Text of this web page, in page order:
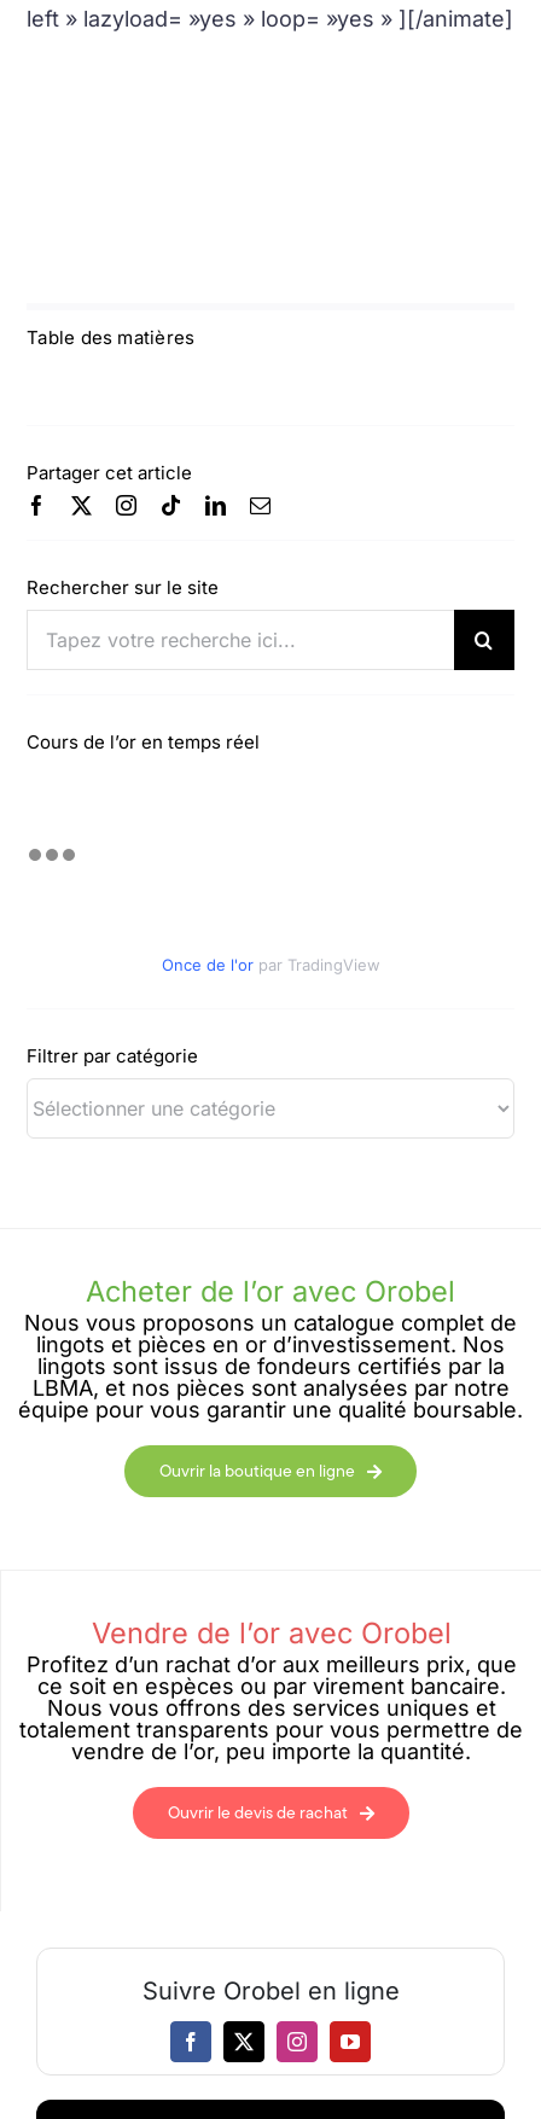
Table des matières
Partager cet article
Rechercher sur le site
Cours de l’or en temps réel
Once de l'or par TradingView
Filtrer par catégorie
left » lazyload= »yes » loop= »yes » ][/animate]
Acheter de l’or avec Orobel
Nous vous proposons un catalogue complet de
lingots et pièces en or d’investissement. Nos
lingots sont issus de fondeurs certifiés par la
LBMA, et nos pièces sont analysées par notre
équipe pour vous garantir une qualité boursable.
Ouvrir la boutique en ligne
Vendre de l’or avec Orobel
Profitez d’un rachat d’or aux meilleurs prix, que
ce soit en espèces ou par virement bancaire.
Nous vous offrons des services uniques et
totalement transparents pour vous permettre de
vendre de l’or, peu importe la quantité.
Ouvrir le devis de rachat
Suivre Orobel en ligne